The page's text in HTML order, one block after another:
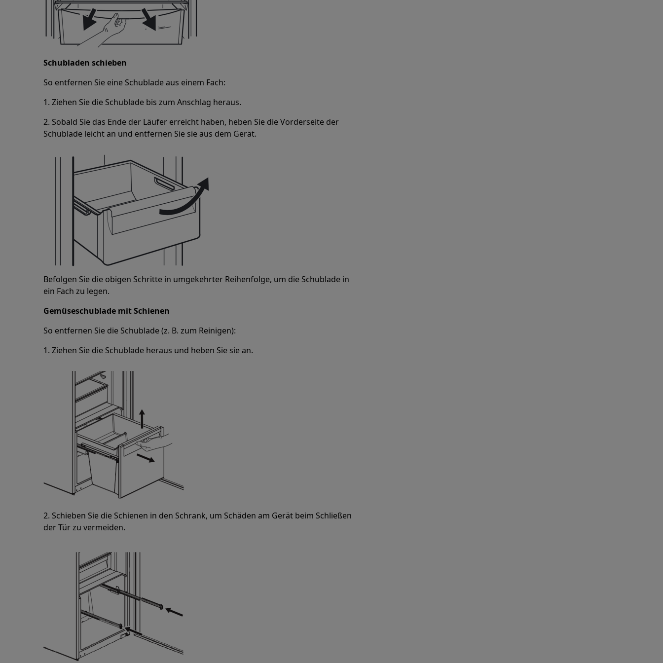
Schubladen schieben
So entfernen Sie eine Schublade aus einem Fach:
1. Ziehen Sie die Schublade bis zum Anschlag heraus.
2. Sobald Sie das Ende der Läufer erreicht haben, heben Sie die Vorderseite der
Schublade leicht an und entfernen Sie sie aus dem Gerät.
Befolgen Sie die obigen Schritte in umgekehrter Reihenfolge, um die Schublade in
ein Fach zu legen.
Gemüseschublade mit Schienen
So entfernen Sie die Schublade (z. B. zum Reinigen):
1. Ziehen Sie die Schublade heraus und heben Sie sie an.
2. Schieben Sie die Schienen in den Schrank, um Schäden am Gerät beim Schließen
der Tür zu vermeiden.